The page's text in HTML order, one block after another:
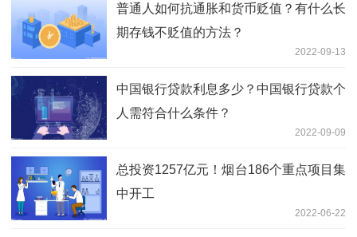
普通人如何抗通胀和货币贬值？有什么长
期存钱不贬值的方法？
2022-09-13
中国银行贷款利息多少？中国银行贷款个
人需符合什么条件？
2022-09-09
总投资1257亿元！烟台186个重点项目集
中开工
2022-06-22